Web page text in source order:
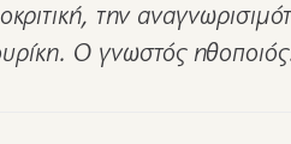
την
Ο γνωστός